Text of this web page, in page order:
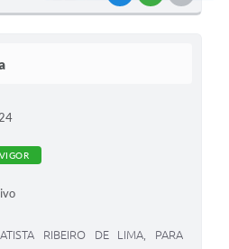
RIBEIRO DE LIMA, PARA